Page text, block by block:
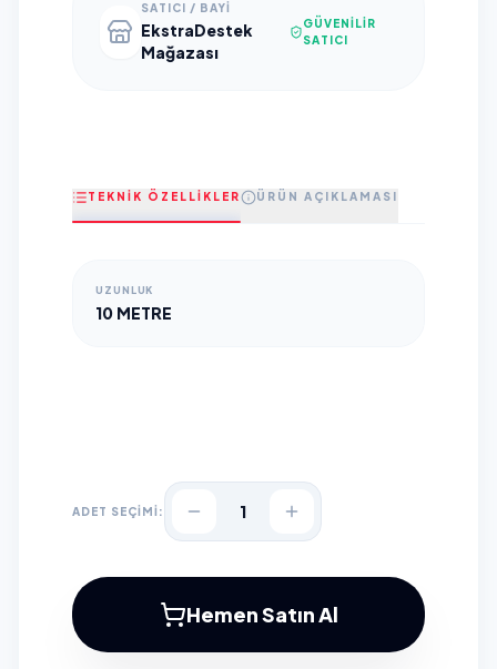
SATICI / BAYI
EkstraDestek
Mağazası
GÜVENILIR
SATICI
TEKNİK ÖZELLİKLER ÜRÜN AÇIKLAMASI
UZUNLUK
10 METRE
ADET SEÇİMİ: 1
Hemen Satın Al